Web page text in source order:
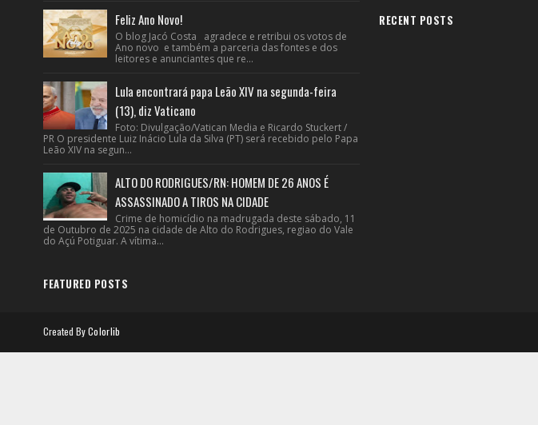
Feliz Ano Novo!
O blog Jacó Costa agradece e retribui os votos de
Ano novo e também a parceria das fontes e dos
leitores e anunciantes que re...
Lula encontrará papa Leão XIV na segunda-feira
(13), diz Vaticano
Foto: Divulgação/Vatican Media e Ricardo Stuckert /
PR O presidente Luiz Inácio Lula da Silva (PT) será recebido pelo Papa
Leão XIV na segun...
ALTO DO RODRIGUES/RN: HOMEM DE 26 ANOS É
ASSASSINADO A TIROS NA CIDADE
Crime de homicídio na madrugada deste sábado, 11
de Outubro de 2025 na cidade de Alto do Rodrigues, regiao do Vale
do Açú Potiguar. A vítima...
FEATURED POSTS
RECENT POSTS
Created ByColorlib